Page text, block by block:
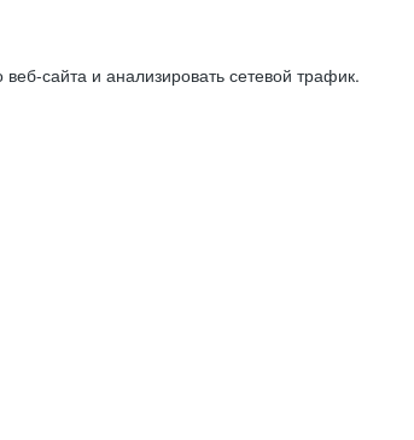
сайта и анализировать сетевой трафик.